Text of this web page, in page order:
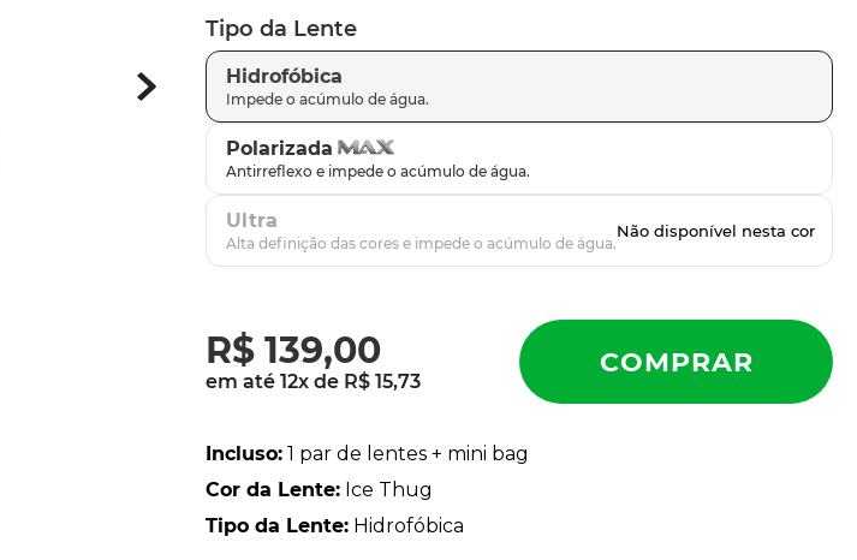
Tipo da Lente
Hidrofóbica
Polarizada
Ultra
R$ 139,00
em até12x de R$ 15,73
Incluso: 1 par de lentes + mini bag
Cor da Lente: Ice Thug
Tipo da Lente: Hidrofóbica